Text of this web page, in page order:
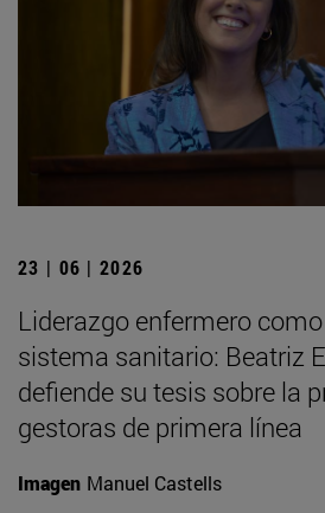
23 | 06 | 2026
Liderazgo enfermero
sistema sanitario: Beatriz
defiende su tesis sobre la
gestoras de primera línea
Imagen Manuel Castells